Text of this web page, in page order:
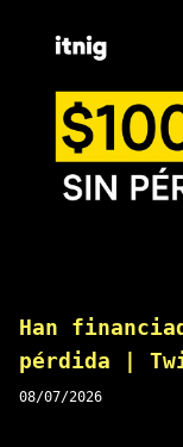
Han
pérdida |
08/07/2026